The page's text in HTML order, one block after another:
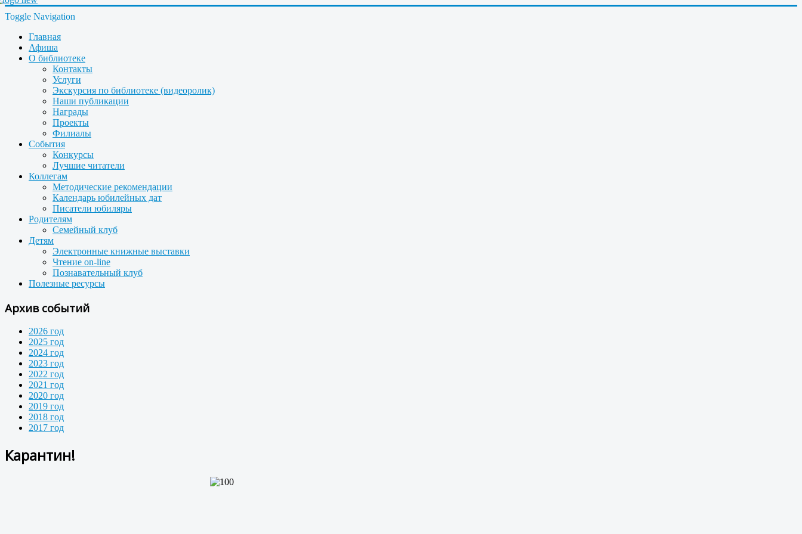
Toggle Navigation
Главная
Афиша
О библиотеке
Контакты
Услуги
Экскурсия по библиотеке (видеоролик)
Наши публикации
Награды
Проекты
Филиалы
События
Конкурсы
Лучшие читатели
Коллегам
Методические рекомендации
Календарь юбилейных дат
Писатели юбиляры
Родителям
Семейный клуб
Детям
Электронные книжные выставки
Чтение on-line
Познавательный клуб
Полезные ресурсы
Архив событий
2026 год
2025 год
2024 год
2023 год
2022 год
2021 год
2020 год
2019 год
2018 год
2017 год
Карантин!